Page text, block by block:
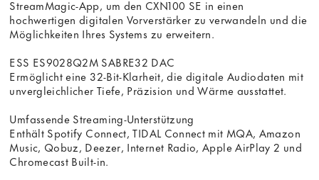
StreamMagic-App, um den CXN100 SE in einen
hochwertigen digitalen Vorverstärker zu verwandeln und die
Möglichkeiten Ihres Systems zu erweitern.
ESS ES9028Q2M SABRE32 DAC
Ermöglicht eine 32-Bit-Klarheit, die digitale Audiodaten mit
unvergleichlicher Tiefe, Präzision und Wärme ausstattet.
Umfassende Streaming-Unterstützung
Enthält Spotify Connect, TIDAL Connect mit MQA, Amazon
Music, Qobuz, Deezer, Internet Radio, Apple AirPlay 2 und
Chromecast Built-in.